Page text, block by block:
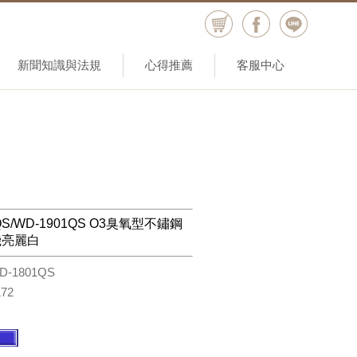
新聞知識與法規 心得推薦 客服中心
WD-1901QS O3臭氧型不鏽鋼
麗白
1801QS